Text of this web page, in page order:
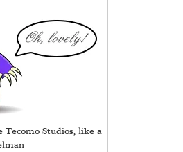
Tecomo Studios, like a